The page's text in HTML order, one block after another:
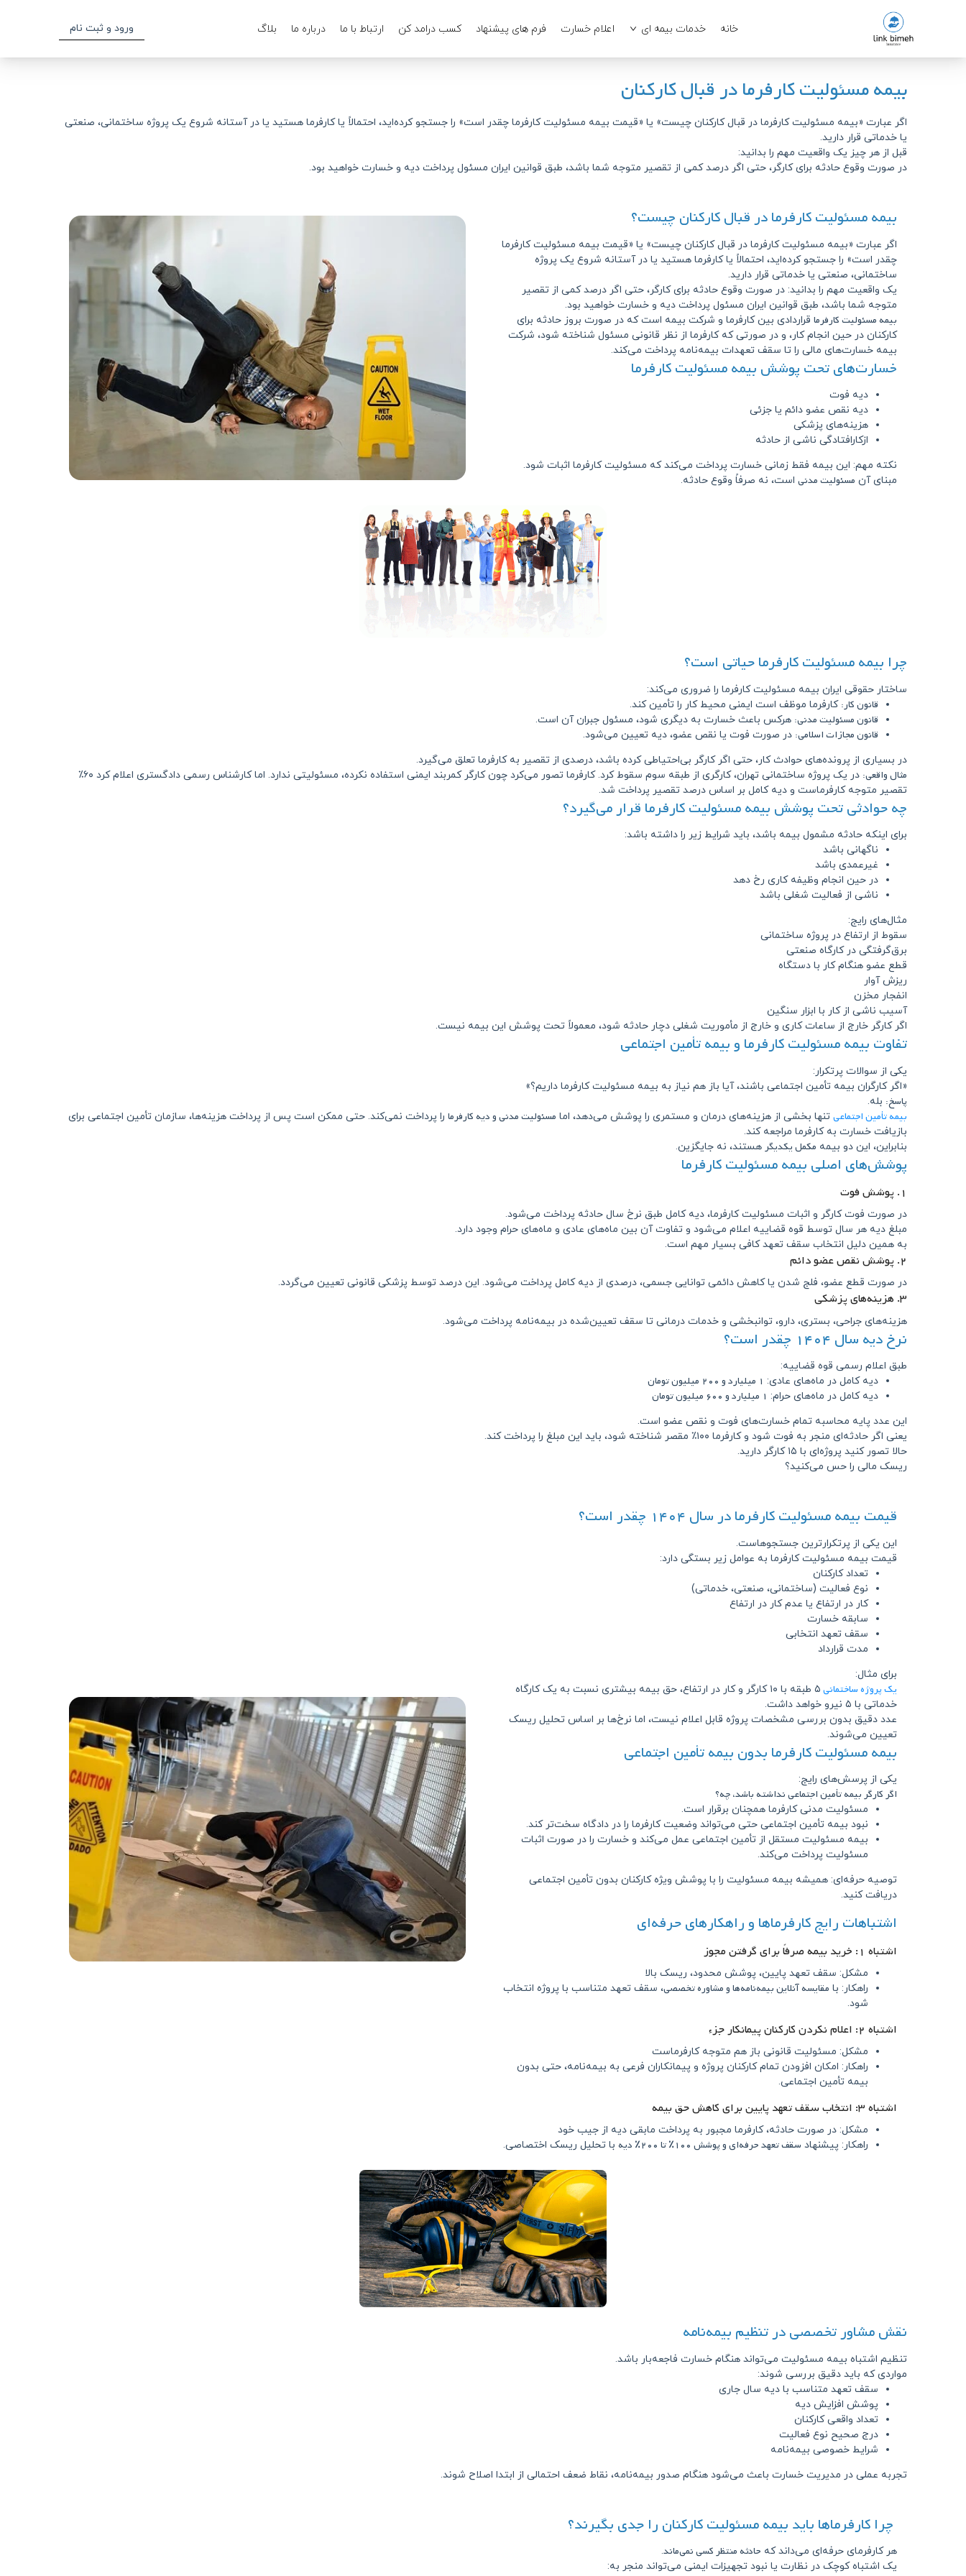
خانه خدمات بیمه ای اعلام خسارت فرم های پیشنهاد کسب درامد کن ارتباط با ما درباره ما بلاگ ورود و ثبت نام
بیمه مسئولیت کارفرما در قبال کارکنان
اگر عبارت «بیمه مسئولیت کارفرما در قبال کارکنان چیست» یا «قیمت بیمه مسئولیت کارفرما چقدر است» را جستجو کرده‌اید، احتمالاً یا کارفرما هستید یا در آستانه شروع یک پروژه ساختمانی، صنعتی
یا خدماتی قرار دارید.
قبل از هر چیز یک واقعیت مهم را بدانید:
در صورت وقوع حادثه برای کارگر، حتی اگر درصد کمی از تقصیر متوجه شما باشد، طبق قوانین ایران مسئول پرداخت دیه و خسارت خواهید بود.
بیمه مسئولیت کارفرما در قبال کارکنان چیست؟
اگر عبارت «بیمه مسئولیت کارفرما در قبال کارکنان چیست» یا «قیمت بیمه مسئولیت کارفرما
چقدر است» را جستجو کرده‌اید، احتمالاً یا کارفرما هستید یا در آستانه شروع یک پروژه
ساختمانی، صنعتی یا خدماتی قرار دارید.
یک واقعیت مهم را بدانید: در صورت وقوع حادثه برای کارگر، حتی اگر درصد کمی از تقصیر
متوجه شما باشد، طبق قوانین ایران مسئول پرداخت دیه و خسارت خواهید بود.
بیمه مسئولیت کارفرما قراردادی بین کارفرما و شرکت بیمه است که در صورت بروز حادثه برای
کارکنان در حین انجام کار، و در صورتی که کارفرما از نظر قانونی مسئول شناخته شود، شرکت
بیمه خسارت‌های مالی را تا سقف تعهدات بیمه‌نامه پرداخت می‌کند.
خسارت‌های تحت پوشش بیمه مسئولیت کارفرما
دیه فوت
دیه نقص عضو دائم یا جزئی
هزینه‌های پزشکی
ازکارافتادگی ناشی از حادثه
نکته مهم: این بیمه فقط زمانی خسارت پرداخت می‌کند که مسئولیت کارفرما اثبات شود.
مبنای آن مسئولیت مدنی است، نه صرفاً وقوع حادثه.
چرا بیمه مسئولیت کارفرما حیاتی است؟
ساختار حقوقی ایران بیمه مسئولیت کارفرما را ضروری می‌کند:
قانون کار: کارفرما موظف است ایمنی محیط کار را تأمین کند.
قانون مسئولیت مدنی: هرکس باعث خسارت به دیگری شود، مسئول جبران آن است.
قانون مجازات اسلامی: در صورت فوت یا نقص عضو، دیه تعیین می‌شود.
در بسیاری از پرونده‌های حوادث کار، حتی اگر کارگر بی‌احتیاطی کرده باشد، درصدی از تقصیر به کارفرما تعلق می‌گیرد.
مثال واقعی:
در یک پروژه ساختمانی تهران، کارگری از طبقه سوم سقوط کرد. کارفرما تصور می‌کرد چون کارگر کمربند ایمنی استفاده نکرده، مسئولیتی ندارد. اما کارشناس رسمی دادگستری اعلام کرد ۶۰٪
تقصیر متوجه کارفرماست و دیه کامل بر اساس درصد تقصیر پرداخت شد.
چه حوادثی تحت پوشش بیمه مسئولیت کارفرما قرار می‌گیرد؟
برای اینکه حادثه مشمول بیمه باشد، باید شرایط زیر را داشته باشد:
ناگهانی باشد
غیرعمدی باشد
در حین انجام وظیفه کاری رخ دهد
ناشی از فعالیت شغلی باشد
مثال‌های رایج:
سقوط از ارتفاع در پروژه ساختمانی
برق‌گرفتگی در کارگاه صنعتی
قطع عضو هنگام کار با دستگاه
ریزش آوار
انفجار مخزن
آسیب ناشی از کار با ابزار سنگین
اگر کارگر خارج از ساعات کاری و خارج از مأموریت شغلی دچار حادثه شود، معمولاً تحت پوشش این بیمه نیست.
تفاوت بیمه مسئولیت کارفرما و بیمه تأمین اجتماعی
یکی از سوالات پرتکرار:
«اگر کارگران بیمه تأمین اجتماعی باشند، آیا باز هم نیاز به بیمه مسئولیت کارفرما داریم؟»
پاسخ: بله.
بیمه تأمین اجتماعی تنها بخشی از هزینه‌های درمان و مستمری را پوشش می‌دهد، اما مسئولیت مدنی و دیه کارفرما را پرداخت نمی‌کند. حتی ممکن است پس از پرداخت هزینه‌ها، سازمان تأمین اجتماعی برای
بازیافت خسارت به کارفرما مراجعه کند.
بنابراین، این دو بیمه مکمل یکدیگر هستند، نه جایگزین.
پوشش‌های اصلی بیمه مسئولیت کارفرما
۱. پوشش فوت
در صورت فوت کارگر و اثبات مسئولیت کارفرما، دیه کامل طبق نرخ سال حادثه پرداخت می‌شود.
مبلغ دیه هر سال توسط قوه قضاییه اعلام می‌شود و تفاوت آن بین ماه‌های عادی و ماه‌های حرام وجود دارد.
به همین دلیل انتخاب سقف تعهد کافی بسیار مهم است.
۲. پوشش نقص عضو دائم
در صورت قطع عضو، فلج شدن یا کاهش دائمی توانایی جسمی، درصدی از دیه کامل پرداخت می‌شود. این درصد توسط پزشکی قانونی تعیین می‌گردد.
۳. هزینه‌های پزشکی
هزینه‌های جراحی، بستری، دارو، توانبخشی و خدمات درمانی تا سقف تعیین‌شده در بیمه‌نامه پرداخت می‌شود.
نرخ دیه سال ۱۴۰۴ چقدر است؟
طبق اعلام رسمی قوه قضاییه:
دیه کامل در ماه‌های عادی: ۱ میلیارد و ۲۰۰ میلیون تومان
دیه کامل در ماه‌های حرام: ۱ میلیارد و ۶۰۰ میلیون تومان
این عدد پایه محاسبه تمام خسارت‌های فوت و نقص عضو است.
یعنی اگر حادثه‌ای منجر به فوت شود و کارفرما ۱۰۰٪ مقصر شناخته شود، باید این مبلغ را پرداخت کند.
حالا تصور کنید پروژه‌ای با ۱۵ کارگر دارید.
ریسک مالی را حس می‌کنید؟
قیمت بیمه مسئولیت کارفرما در سال ۱۴۰۴ چقدر است؟
این یکی از پرتکرارترین جستجوهاست.
قیمت بیمه مسئولیت کارفرما به عوامل زیر بستگی دارد:
تعداد کارکنان
نوع فعالیت (ساختمانی، صنعتی، خدماتی)
کار در ارتفاع یا عدم کار در ارتفاع
سابقه خسارت
سقف تعهد انتخابی
مدت قرارداد
برای مثال:
یک پروژه ساختمانی
۵ طبقه با ۱۰ کارگر و کار در ارتفاع، حق بیمه بیشتری نسبت به یک کارگاه
خدماتی با ۵ نیرو خواهد داشت.
عدد دقیق بدون بررسی مشخصات پروژه قابل اعلام نیست، اما نرخ‌ها بر اساس تحلیل ریسک
تعیین می‌شوند.
بیمه مسئولیت کارفرما بدون بیمه تأمین اجتماعی
یکی از پرسش‌های رایج:
اگر کارگر بیمه تأمین اجتماعی نداشته باشد، چه؟
مسئولیت مدنی کارفرما همچنان برقرار است.
نبود بیمه تأمین اجتماعی حتی می‌تواند وضعیت کارفرما را در دادگاه سخت‌تر کند.
بیمه مسئولیت مستقل از تأمین اجتماعی عمل می‌کند و خسارت را در صورت اثبات
مسئولیت پرداخت می‌کند.
توصیه حرفه‌ای: همیشه بیمه مسئولیت را با پوشش ویژه کارکنان بدون تأمین اجتماعی
دریافت کنید.
اشتباهات رایج کارفرماها و راهکارهای حرفه‌ای
اشتباه ۱: خرید بیمه صرفاً برای گرفتن مجوز
مشکل: سقف تعهد پایین، پوشش محدود، ریسک بالا
راهکار: با مقایسه آنلاین بیمه‌نامه‌ها و مشاوره تخصصی، سقف تعهد متناسب با پروژه انتخاب
شود.
اشتباه ۲: اعلام نکردن کارکنان پیمانکار جزء
مشکل: مسئولیت قانونی باز هم متوجه کارفرماست
راهکار: امکان افزودن تمام کارکنان پروژه و پیمانکاران فرعی به بیمه‌نامه، حتی بدون
بیمه تأمین اجتماعی.
اشتباه ۳: انتخاب سقف تعهد پایین برای کاهش حق بیمه
مشکل: در صورت حادثه، کارفرما مجبور به پرداخت مابقی دیه از جیب خود
راهکار: پیشنهاد سقف تعهد حرفه‌ای و پوشش ۱۰۰٪ تا ۲۰۰٪ دیه با تحلیل ریسک اختصاصی.
نقش مشاور تخصصی در تنظیم بیمه‌نامه
تنظیم اشتباه بیمه مسئولیت می‌تواند هنگام خسارت فاجعه‌بار باشد.
مواردی که باید دقیق بررسی شوند:
سقف تعهد متناسب با دیه سال جاری
پوشش افزایش دیه
تعداد واقعی کارکنان
درج صحیح نوع فعالیت
شرایط خصوصی بیمه‌نامه
تجربه عملی در مدیریت خسارت باعث می‌شود هنگام صدور بیمه‌نامه، نقاط ضعف احتمالی از ابتدا اصلاح شوند.
چرا کارفرماها باید بیمه مسئولیت کارکنان را جدی بگیرند؟
هر کارفرمای حرفه‌ای می‌داند که حادثه منتظر کسی نمی‌ماند.
یک اشتباه کوچک در نظارت یا نبود تجهیزات ایمنی می‌تواند منجر به: